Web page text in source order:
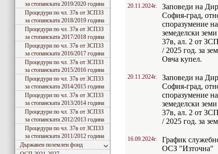
за стопанската 2019/2020 година
Процедури по чл. 37в от ЗСПЗЗ
за стопанската 2018/2019 година
Процедури по чл. 37в от ЗСПЗЗ
за стопанската 2017/2018 година
Процедури по чл. 37в от ЗСПЗЗ
за стопанската 2016/2017 година
Процедури по чл. 37в от ЗСПЗЗ
за стопанската 2015/2016 година
Процедури по чл. 37в от ЗСПЗЗ
за стопанската 2014/2015 година
Процедури по чл. 37в от ЗСПЗЗ
за стопанската 2013/2014 година
Процедури по чл. 37в от ЗСПЗЗ
за стопанската 2012/2013 година
Процедури по чл. 37в от ЗСПЗЗ
за стопанската 2011/2012 година
Държавен поземлен фонд
20.11.2024г.
Заповеди на
София-град,
споразумение
земеделски
37в, ал. 2 от
/ 2025 год. за
Овча купел.
20.11.2024г.
Заповеди на
София-град,
споразумение
земеделски
37в, ал. 2 от
/ 2025 год. за
16.09.2024г.
График
ОСЗ "Източна"